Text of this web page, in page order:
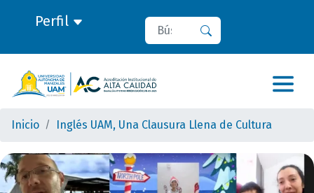
Perfil Buscar
Inicio Inglés UAM, Una Clausura Llena de Cultura